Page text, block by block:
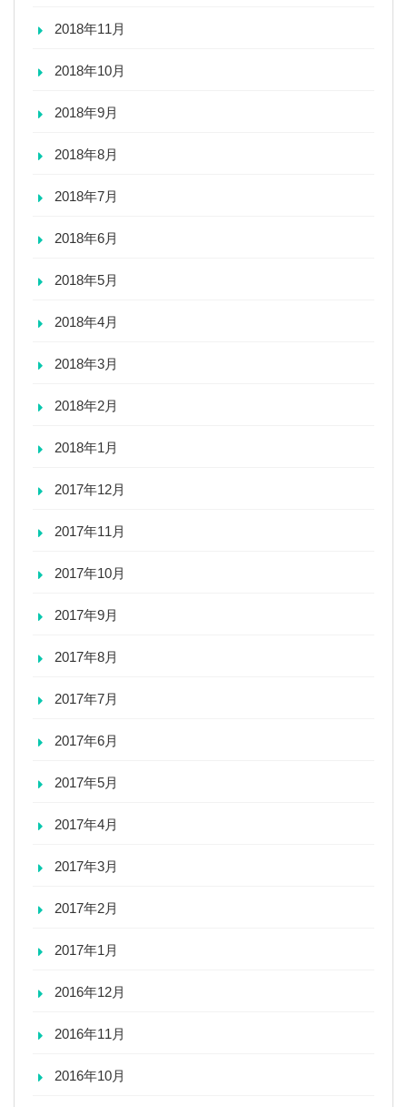
2018年11月
2018年10月
2018年9月
2018年8月
2018年7月
2018年6月
2018年5月
2018年4月
2018年3月
2018年2月
2018年1月
2017年12月
2017年11月
2017年10月
2017年9月
2017年8月
2017年7月
2017年6月
2017年5月
2017年4月
2017年3月
2017年2月
2017年1月
2016年12月
2016年11月
2016年10月